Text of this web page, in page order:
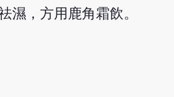
濕，方用鹿角霜飲。